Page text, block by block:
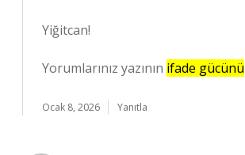
Yiğitcan!
Yorumlarınız yazının ifade gücünü
Ocak 8, 2026 Yanıtla